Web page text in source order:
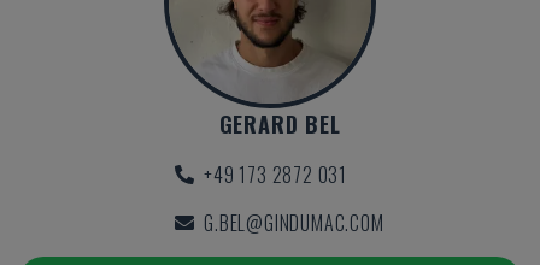
GERARD BEL
+49 173 2872 031
G.BEL@GINDUMAC.COM